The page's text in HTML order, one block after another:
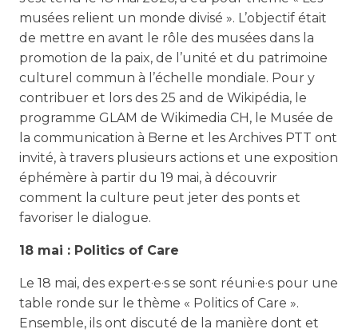
musées relient un monde divisé ». L’objectif était
de mettre en avant le rôle des musées dans la
promotion de la paix, de l’unité et du patrimoine
culturel commun à l’échelle mondiale. Pour y
contribuer et lors des 25 and de Wikipédia, le
programme GLAM de Wikimedia CH, le Musée de
la communication à Berne et les Archives PTT ont
invité, à travers plusieurs actions et une exposition
éphémère à partir du 19 mai, à découvrir
comment la culture peut jeter des ponts et
favoriser le dialogue.
18 mai : Politics of Care
Le 18 mai, des expert·e·s se sont réuni·e·s pour une
table ronde sur le thème « Politics of Care ».
Ensemble, ils ont discuté de la manière dont et